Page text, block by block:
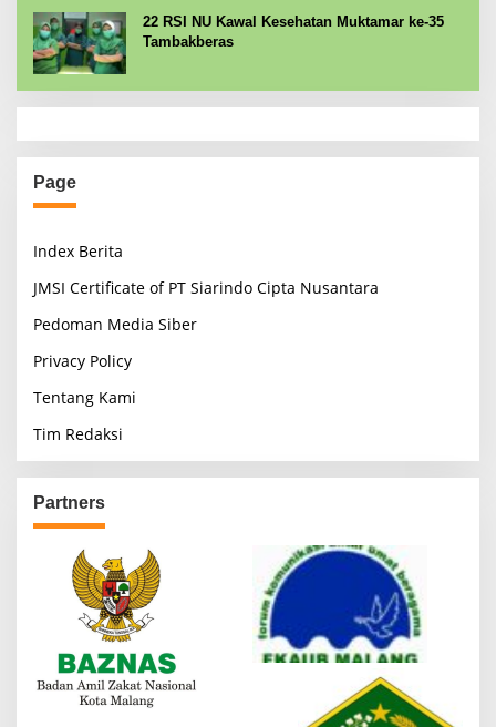
22 RSI NU Kawal Kesehatan Muktamar ke-35
Tambakberas
Page
Index Berita
JMSI Certificate of PT Siarindo Cipta Nusantara
Pedoman Media Siber
Privacy Policy
Tentang Kami
Tim Redaksi
Partners